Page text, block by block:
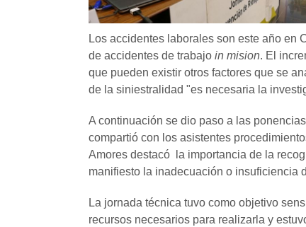
Los accidentes laborales son este año en
de accidentes de trabajo in mision. El
que pueden existir otros factores que se
de la siniestralidad "es necesaria la
A continuación se dio paso a las
compartió con los asistentes
Amores destacó la importancia de la
manifiesto la inadecuación o insuficiencia
La jornada técnica tuvo como objetivo
recursos necesarios para realizarla y